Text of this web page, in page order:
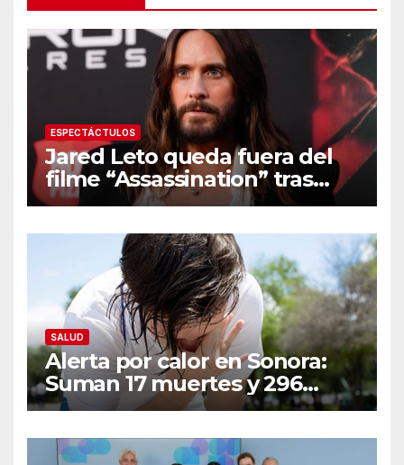
ESPECTÁCTULOS
Jared Leto queda fuera del
filme “Assassination” tras
resurgir denuncias de
SALUD
Alerta por calor en Sonora:
Suman 17 muertes y 296
casos; estas son las
señales de alarma